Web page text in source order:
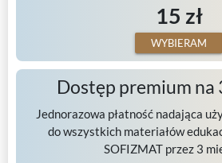
15 zł
WYBIERAM
Dostęp premium na
Jednorazowa płatność nadająca
do wszystkich materiałów
SOFIZMAT przez 3